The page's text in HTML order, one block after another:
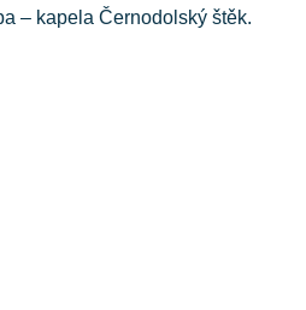
– kapela Černodolský štěk.